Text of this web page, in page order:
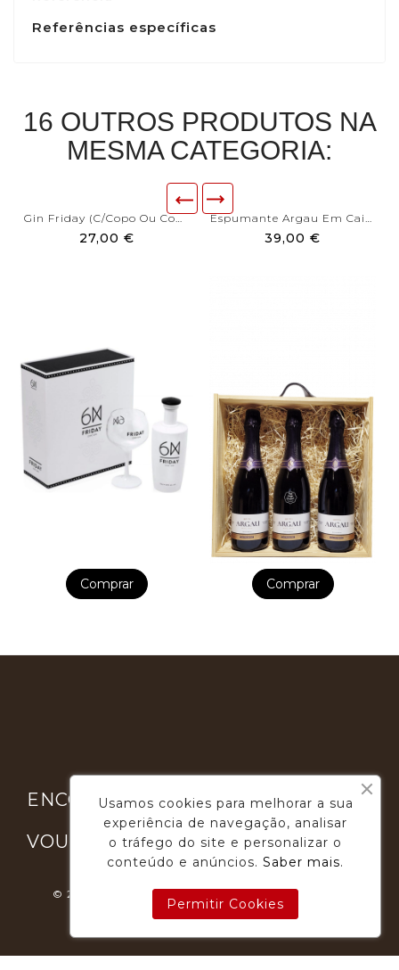
Referências específicas
16 OUTROS PRODUTOS NA
MESMA CATEGORIA:
Gin Friday (c/copo Ou Com...
27,00 €
Comprar
Espumante Argau Em Caixa De...
39,00 €
Comprar
ENCONTRE-NOS 
VOUGA GOURMET
© 2026 - Desenvolvimento E Suporte: Webfeel.pt
Usamos cookies para melhorar a sua
experiência de navegação, analisar
o tráfego do site e personalizar o
conteúdo e anúncios. Saber mais.
Permitir Cookies